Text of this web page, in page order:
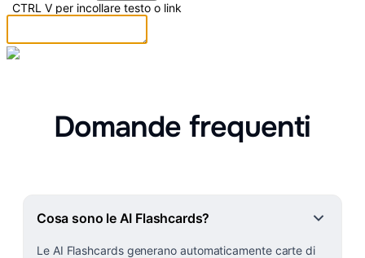
CTRL V per incollare testo o link
Domande frequenti
Cosa sono le AI Flashcards?
Le AI Flashcards generano automaticamente carte di